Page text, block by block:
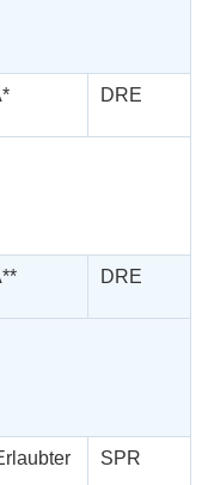
DRE
DRE
SPR